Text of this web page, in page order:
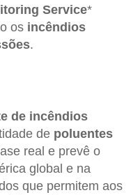
Service*
os incêndios
.
de incêndios
de poluentes
real e prevê o
global e na
que permitem aos